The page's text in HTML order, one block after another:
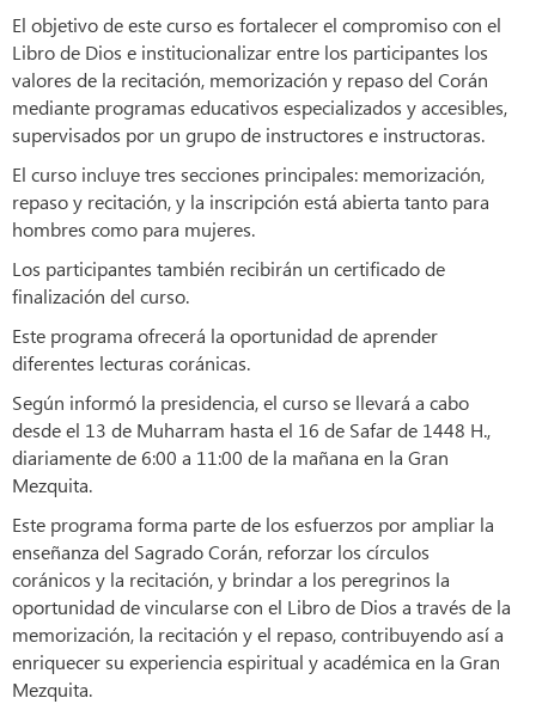
El objetivo de este curso es fortalecer el compromiso con el
Libro de Dios e institucionalizar entre los participantes los
valores de la recitación, memorización y repaso del Corán
mediante programas educativos especializados y accesibles,
supervisados por un grupo de instructores e instructoras.
El curso incluye tres secciones principales: memorización,
repaso y recitación, y la inscripción está abierta tanto para
hombres como para mujeres.
Los participantes también recibirán un certificado de
finalización del curso.
Este programa ofrecerá la oportunidad de aprender
diferentes lecturas coránicas.
Según informó la presidencia, el curso se llevará a cabo
desde el 13 de Muharram hasta el 16 de Safar de 1448 H.,
diariamente de 6:00 a 11:00 de la mañana en la Gran
Mezquita.
Este programa forma parte de los esfuerzos por ampliar la
enseñanza del Sagrado Corán, reforzar los círculos
coránicos y la recitación, y brindar a los peregrinos la
oportunidad de vincularse con el Libro de Dios a través de la
memorización, la recitación y el repaso, contribuyendo así a
enriquecer su experiencia espiritual y académica en la Gran
Mezquita.